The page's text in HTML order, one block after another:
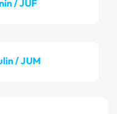
/ JUF
/ JUM